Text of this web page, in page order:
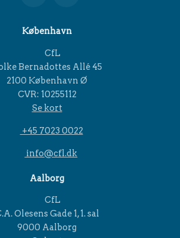
København
CfL
Bernadottes Allé 45
2100 København Ø
CVR: 10255112
Se kort
+45 7023 0022
info@cfl.dk
Aalborg
CfL
Olesens Gade 1, 1. sal
9000 Aalborg